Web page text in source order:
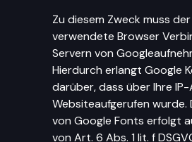
Zu diesem Zweck muss
verwendete Browser
Servern von
Hierdurch erlangt Google
darüber, dass über Ihre
Websiteaufgerufen wurde.
von Google Fonts erfolgt
von Art. 6 Abs. 1 lit. f